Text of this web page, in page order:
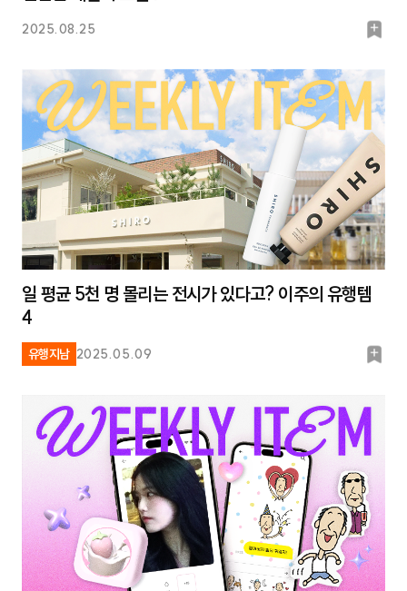
2025.08.25
북
크
일 평균 5천 명 몰리는 전시가 있다고? 이주의 유행템
4
유행지남 2025.05.09
북
크